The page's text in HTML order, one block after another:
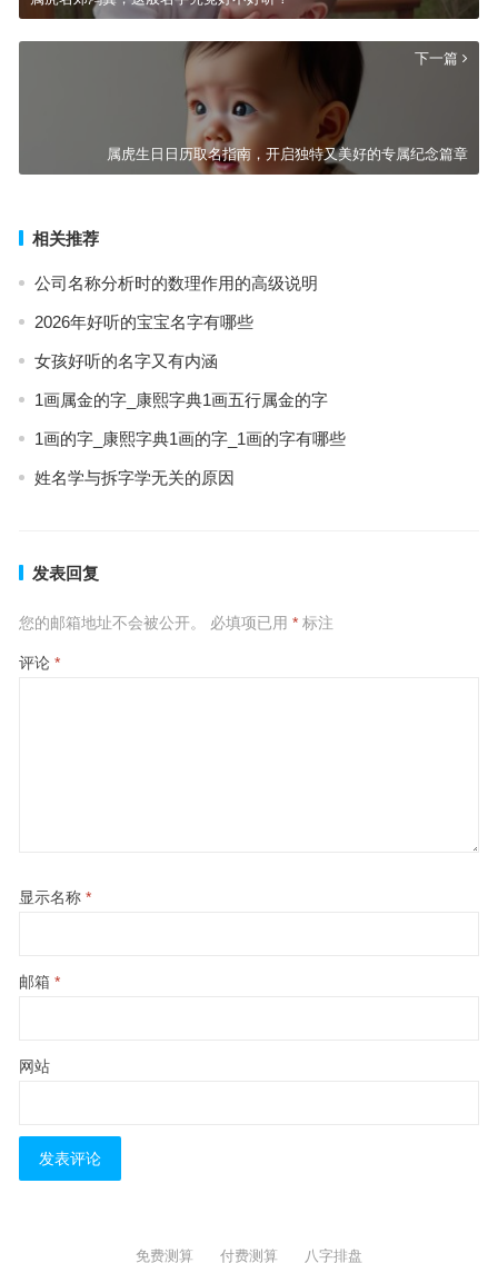
下一篇
属虎生日日历取名指南，开启独特又美好的专属纪念篇章
相关推荐
公司名称分析时的数理作用的高级说明
2026年好听的宝宝名字有哪些
女孩好听的名字又有内涵
1画属金的字_康熙字典1画五行属金的字
1画的字_康熙字典1画的字_1画的字有哪些
姓名学与拆字学无关的原因
发表回复
您的邮箱地址不会被公开。 必填项已用 *标注
评论 *
显示名称 *
邮箱 *
网站
免费测算 付费测算 八字排盘